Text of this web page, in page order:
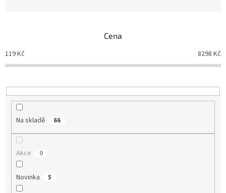
p
r
o
u
Cena
119Kč 8298 Kč
Na skladě 66
Akce 0
Novinka 5